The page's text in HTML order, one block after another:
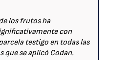
los frutos ha
con
testigo en todas las
que se aplicó Codan.